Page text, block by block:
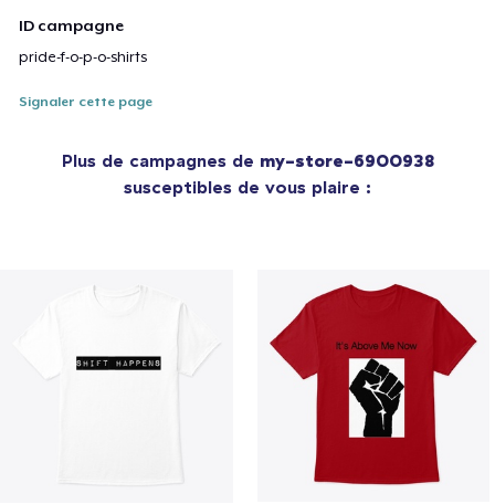
ID campagne
pride-f-o-p-o-shirts
Signaler cette page
Plus de campagnes de my-store-6900938
susceptibles de vous plaire :